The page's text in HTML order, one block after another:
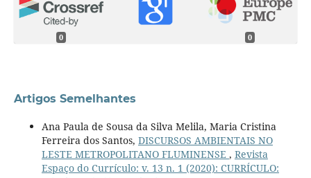
0 0
Artigos Semelhantes
Ana Paula de Sousa da Silva Melila, Maria Cristina
Ferreira dos Santos, DISCURSOS AMBIENTAIS NO
LESTE METROPOLITANO FLUMINENSE , Revista
Espaço do Currículo: v. 13 n. 1 (2020): CURRÍCULO: